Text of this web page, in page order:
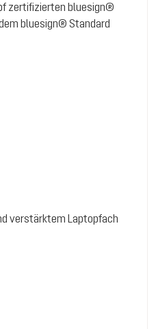
zertifizierten bluesign®
bluesign® Standard
verstärktem Laptopfach